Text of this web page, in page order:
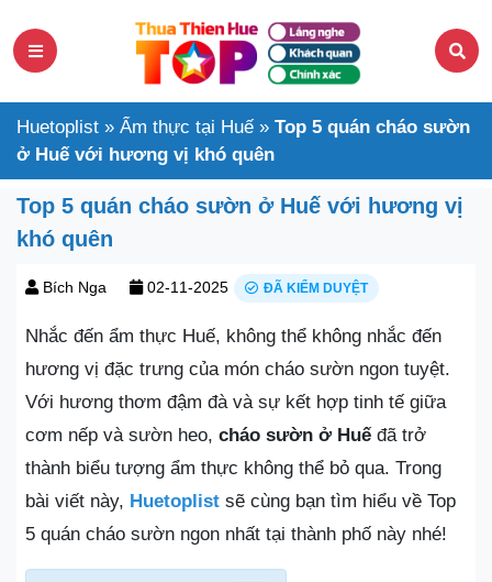
Huetoplist » Ẩm thực tại Huế » Top 5 quán cháo sườn
ở Huế với hương vị khó quên
Top 5 quán cháo sườn ở Huế với hương vị
khó quên
Bích Nga 02-11-2025 ĐÃ KIỂM DUYỆT
Nhắc đến ẩm thực Huế, không thể không nhắc đến
hương vị đặc trưng của món cháo sườn ngon tuyệt.
Với hương thơm đậm đà và sự kết hợp tinh tế giữa
cơm nếp và sườn heo, cháo sườn ở Huếđã trở
thành biểu tượng ẩm thực không thể bỏ qua. Trong
bài viết này, Huetoplist sẽ cùng bạn tìm hiểu về Top
5 quán cháo sườn ngon nhất tại thành phố này nhé!